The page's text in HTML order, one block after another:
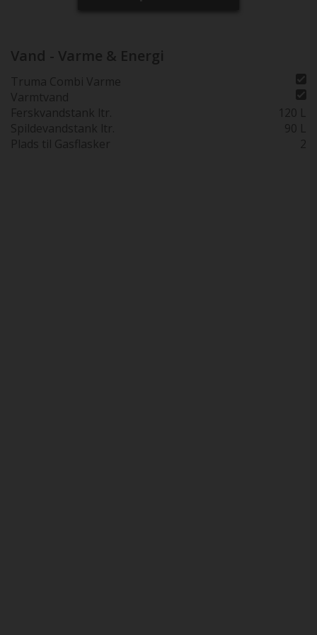
Vand - Varme & Energi
Truma Combi Varme
Varmtvand
Ferskvandstank ltr.
120 L
Spildevandstank ltr.
90 L
Plads til Gasflasker
2